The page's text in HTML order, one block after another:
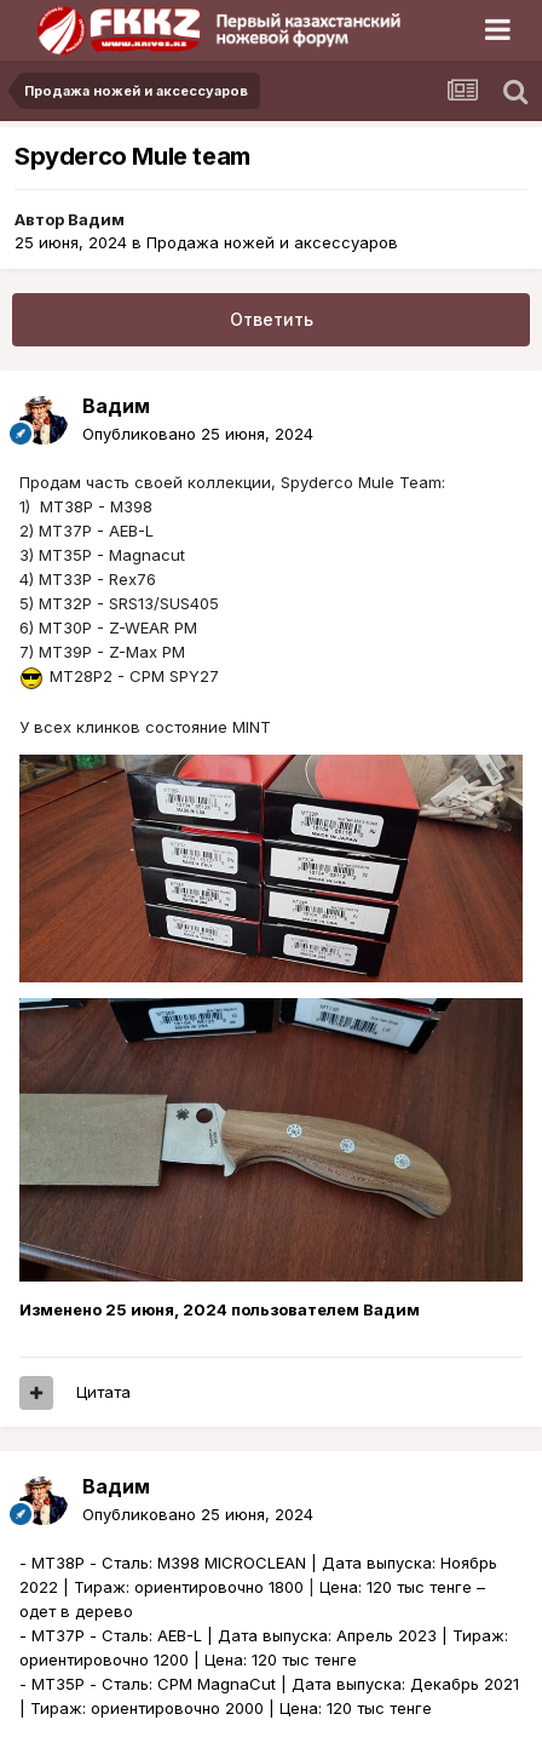
Продажа ножей и аксессуаров
Spyderco Mule team
Автор Вадим
25 июня, 2024 в Продажа ножей и аксессуаров
Ответить
Вадим
Опубликовано 25 июня, 2024
Продам часть своей коллекции, Spyderco Mule Team:
1) MT38P - M398
2) MT37P - AEB-L
3) MT35P - Magnacut
4) MT33P - Rex76
5) MT32P - SRS13/SUS405
6) MT30P - Z-WEAR PM
7) MT39P - Z-Max PM
MT28P2 - CPM SPY27
У всех клинков состояние MINT
Изменено 25 июня, 2024 пользователем Вадим
Цитата
Вадим
Опубликовано 25 июня, 2024
- MT38P - Сталь: M398 MICROCLEAN | Дата выпуска: Ноябрь
2022 | Тираж: ориентировочно 1800 Цена: 120 тыс тенге –
одет в дерево
- MT37P - Сталь: AEB-L | Дата выпуска: Апрель 2023 | Тираж:
ориентировочно 1200 Цена: 120 тыс тенге
- MT35P - Сталь: CPM MagnaCut | Дата выпуска: Декабрь 2021
Тираж: ориентировочно 2000 Цена: 120 тыс тенге